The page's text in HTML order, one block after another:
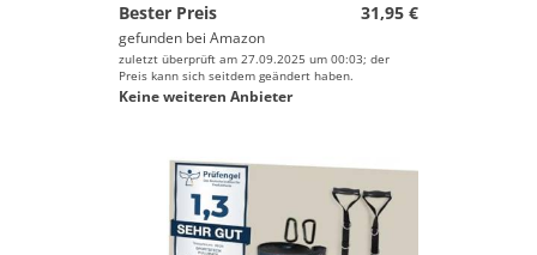
Bester Preis
31,95 €
gefunden bei Amazon
zuletzt überprüft am 27.09.2025 um 00:03; der
Preis kann sich seitdem geändert haben.
Keine weiteren Anbieter